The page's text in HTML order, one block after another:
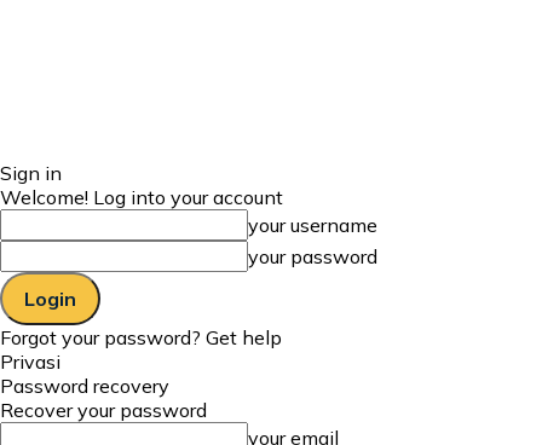
Sign in
Welcome! Log into your account
your username
your password
Forgot your password? Get help
Privasi
Password recovery
Recover your password
your email